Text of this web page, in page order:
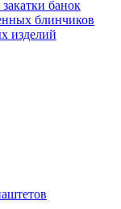
банок
блинчиков
изделий